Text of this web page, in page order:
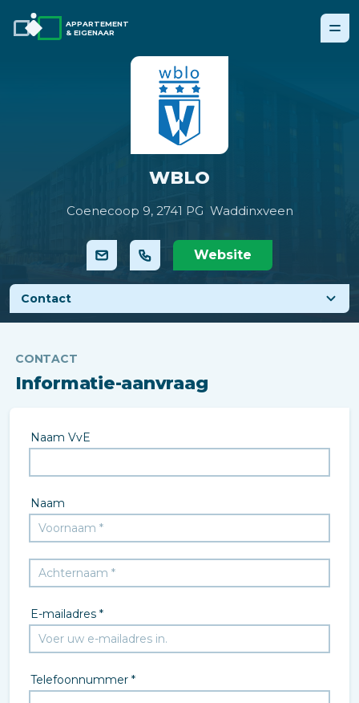
APPARTEMENT
& EIGENAAR
WBLO
Coenecoop 9, 2741 PG Waddinxveen
Website
Contact
CONTACT
Informatie-aanvraag
Naam VvE
Naam
E-mailadres *
Telefoonnummer *